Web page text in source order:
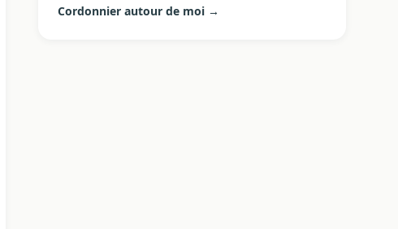
Cordonnier autour de moi →